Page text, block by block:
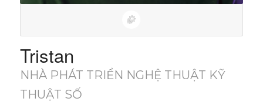
Tristan
NHÀ PHÁT TRIỂN NGHỆ THUẬT KỸ
THUẬT SỐ